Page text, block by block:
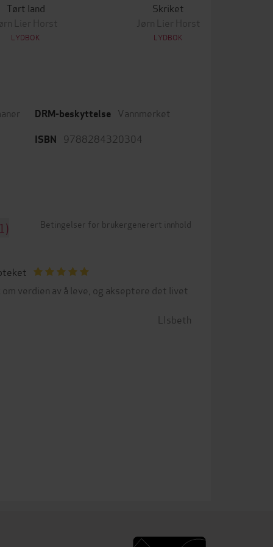
Tørt land
Jørn Lier Horst
LYDBOK
Skriket
Jørn Lier Horst
LYDBOK
DRM-beskyttelse Vannmerket
ISBN 9788284320304
Betingelser for brukergenerert innhold
om verdien av å leve, og akseptere det livet
LIsbeth